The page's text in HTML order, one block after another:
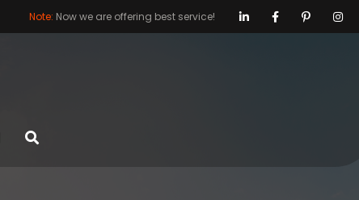
Note: Now we are offering best service!